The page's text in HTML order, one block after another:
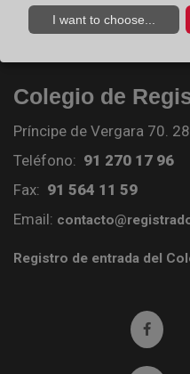
Colegio de
Príncipe de Vergara 70.
Teléfono: 91 270 17 96
Fax: 91 564 11 59
Email:
Registro de entrada del
Ir a
I want to choose...